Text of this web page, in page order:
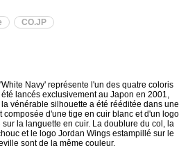
CO.JP
Navy' représente l'un des quatre coloris
lancés exclusivement au Japon en 2001,
vénérable silhouette a été rééditée dans une
composée d'une tige en cuir blanc et d'un logo
la languette en cuir. La doublure du col, la
et le logo Jordan Wings estampillé sur le
sont de la même couleur.